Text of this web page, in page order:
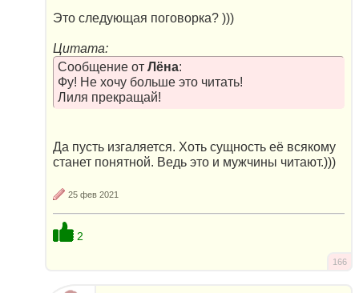
Это следующая поговорка? )))
Цитата:
Сообщение от Лёна:
Фу! Не хочу больше это читать!
Лиля прекращай!
Да пусть изгаляется. Хоть сущность её всякому
станет понятной. Ведь это и мужчины читают.)))
25 фев 2021
2
166